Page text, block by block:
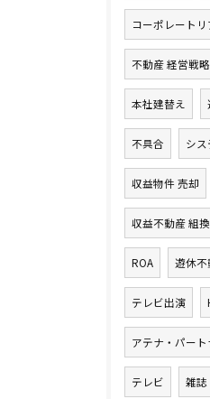
コーポレート
不動産 経営戦略
本社建替え
不具合 シ
収益物件 売却
収益不動産 組換
ROA 遊休不
テレビ出演
アテナ・パート
テレビ 雑誌